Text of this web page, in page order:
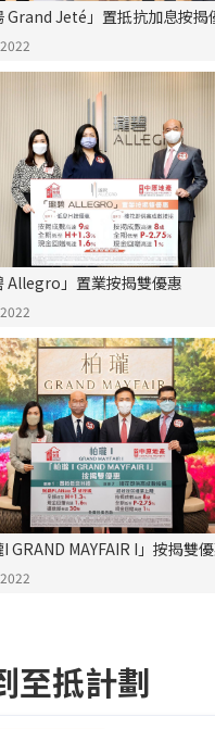
Grand Jeté」置抵抗加息按揭
Allegro」置業按揭雙優惠
I GRAND MAYFAIR I」按揭雙
至抵計劃